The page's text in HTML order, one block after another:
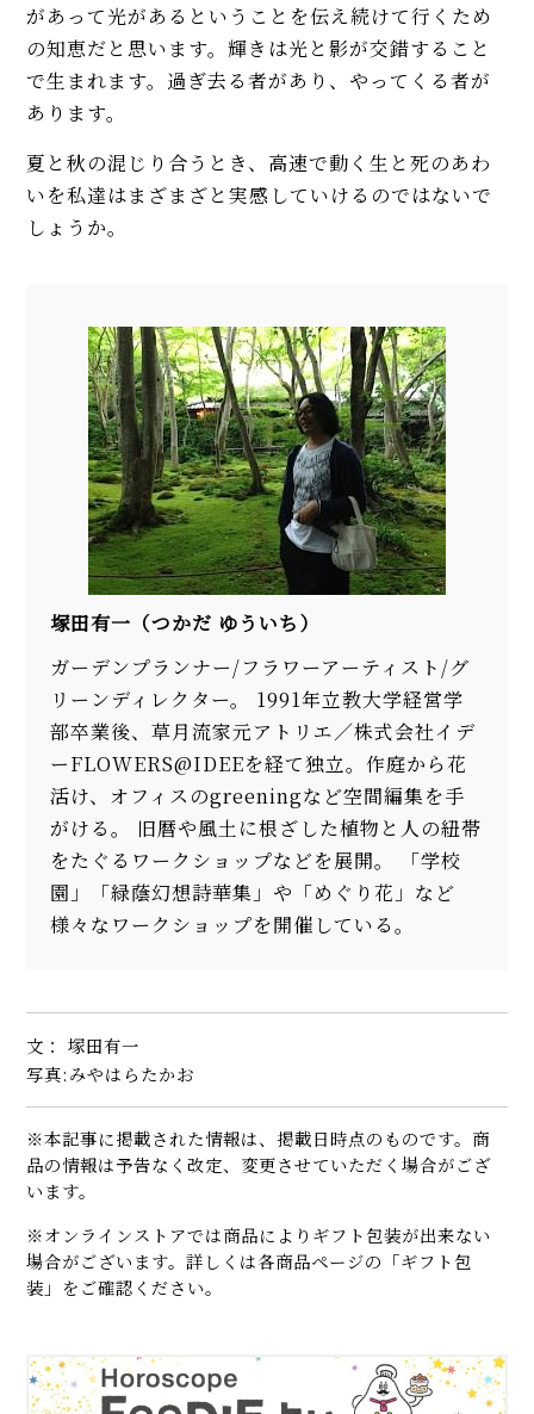
があって光があるということを伝え続けて行くため
の知恵だと思います。輝きは光と影が交錯すること
で生まれます。過ぎ去る者があり、やってくる者が
あります。
夏と秋の混じり合うとき、高速で動く生と死のあわ
いを私達はまざまざと実感していけるのではないで
しょうか。
塚田有一（つかだ ゆういち）
ガーデンプランナー/フラワーアーティスト/グ
リーンディレクター。 1991年立教大学経営学
部卒業後、草月流家元アトリエ／株式会社イデ
ーFLOWERS@IDEEを経て独立。作庭から花
活け、オフィスのgreeningなど空間編集を手
がける。 旧暦や風土に根ざした植物と人の紐帯
をたぐるワークショップなどを展開。 「学校
園」「緑蔭幻想詩華集」や「めぐり花」など
様々なワークショップを開催している。
文： 塚田有一
写真:みやはらたかお
※本記事に掲載された情報は、掲載日時点のものです。商
品の情報は予告なく改定、変更させていただく場合がござ
います。
※オンラインストアでは商品によりギフト包装が出来ない
場合がございます。詳しくは各商品ページの「ギフト包
装」をご確認ください。